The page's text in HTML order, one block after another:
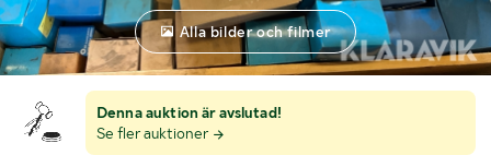
Denna auktion är avslutad!
Se fler auktioner
Alla bilder och filmer